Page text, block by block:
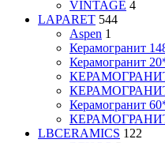
VINTAGE 4
LAPARET 544
Aspen 1
Керамогранит
Керамогранит
Керамогранит
LBCERAMICS 122